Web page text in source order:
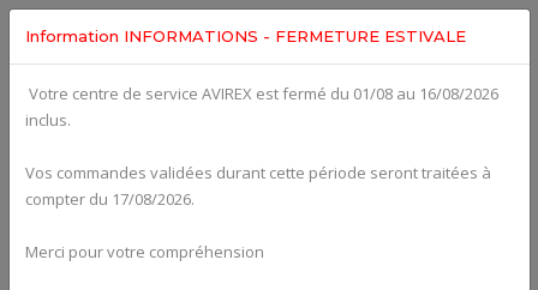
Information INFORMATIONS - FERMETURE ESTIVALE
Votre centre de service AVIREX est fermé du 01/08 au 16/08/2026
inclus.
Vos commandes validées durant cette période seront traitées à
compter du 17/08/2026.
Merci pour votre compréhension